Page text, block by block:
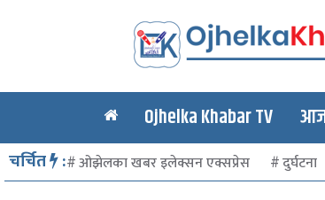
Ojhelka Khabar TV
चर्चित : ओझेलका खबर इलेक्सन एक्सप्रेस दुर्घटना